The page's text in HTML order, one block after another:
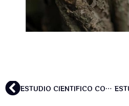
ESTUDIO CIENTIFICO CON CRITERIOS FUNDAMENTALES DE SALUD PÚBLICA INDICA QUE LA AYAHUASCA ES BENEFICIOSA E INTEGRABLE EN UN ESTILO DE VIDA SALUDABLE. LOS USUARIOS DE AYAHUASCA PUNTUARON POR ENCIMA DE LA POBLACIÓN GENERAL EN VARIOS INDICADORES DE SALUD FÍSICA , MENTAL Y ESPIRITUAL